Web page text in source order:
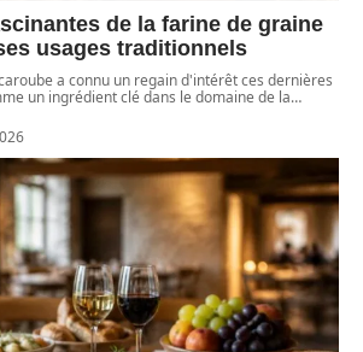
de la farine de graine
usages traditionnels
a connu un regain d'intérêt ces dernières
un ingrédient clé dans le domaine de la…